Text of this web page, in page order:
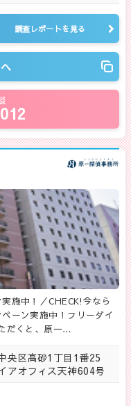
調査レポートを見る
施中！／CHECK!今なら
ーン実施中！フリーダイ
だくと、原一…
央区高砂1丁目1番25
オフィス天神604号